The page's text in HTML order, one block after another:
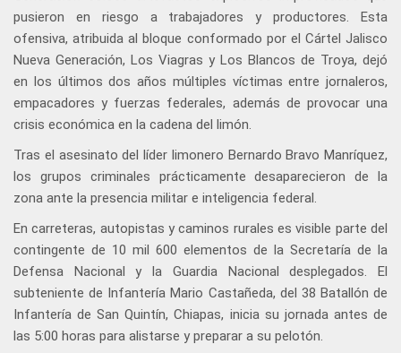
pusieron en riesgo a trabajadores y productores. Esta
ofensiva, atribuida al bloque conformado por el Cártel Jalisco
Nueva Generación, Los Viagras y Los Blancos de Troya, dejó
en los últimos dos años múltiples víctimas entre jornaleros,
empacadores y fuerzas federales, además de provocar una
crisis económica en la cadena del limón.
Tras el asesinato del líder limonero Bernardo Bravo Manríquez,
los grupos criminales prácticamente desaparecieron de la
zona ante la presencia militar e inteligencia federal.
En carreteras, autopistas y caminos rurales es visible parte del
contingente de 10 mil 600 elementos de la Secretaría de la
Defensa Nacional y la Guardia Nacional desplegados. El
subteniente de Infantería Mario Castañeda, del 38 Batallón de
Infantería de San Quintín, Chiapas, inicia su jornada antes de
las 5:00 horas para alistarse y preparar a su pelotón.